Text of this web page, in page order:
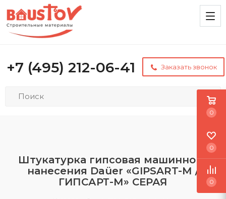
+7 (495) 212-06-41 Заказать звонок
Штукатурка гипсовая машинного
нанесения Daüer «GIPSART-М /
ГИПСАРТ-М» СЕРАЯ
0
0
0